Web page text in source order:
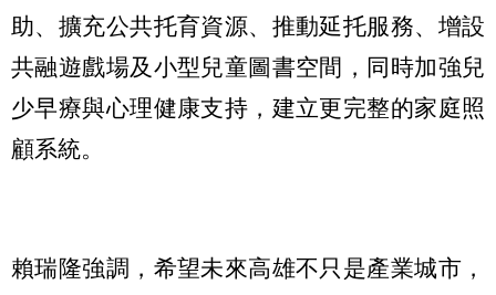
助、擴充公共托育資源、推動延托服務、增設
共融遊戲場及小型兒童圖書空間，同時加強兒
少早療與心理健康支持，建立更完整的家庭照
顧系統。
賴瑞隆強調，希望未來高雄不只是產業城市，